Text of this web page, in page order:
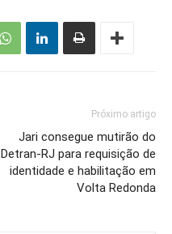
Próximo artigo
Jari consegue mutirão do
Detran-RJ para requisição de
identidade e habilitação em
Volta Redonda